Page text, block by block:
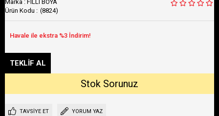
Marka : FILLI BOYA
(8824)
TAVSIYE ET YORUM YAZ